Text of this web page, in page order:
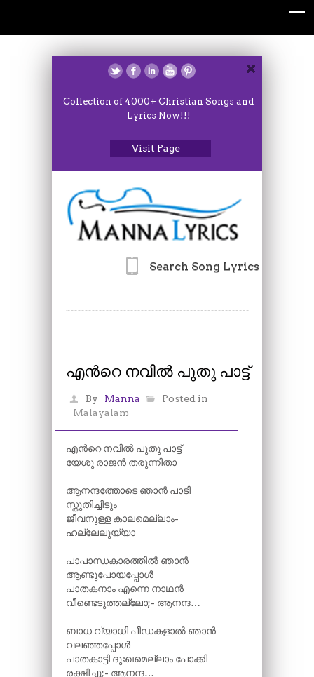
Collection of 4000+ Christian Songs and
Lyrics Now!!!
Visit Page
Search Song Lyrics
എന്‍റെ നവിൽ പുതു പാട്ട്
By Manna
Posted in
Malayalam
എന്‍റെ നവിൽ പുതു പാട്ട്
യേശു രാജൻ തരുന്നിതാ
ആനന്ദത്തോടെ ഞാൻ പാടി
സ്തുതിച്ചിടും
ജീവനുള്ള കാലമെല്ലാം-
ഹല്ലേലുയ്യാ
പാപാന്ധകാരത്തിൽ ഞാൻ
ആണ്ടുപോയപ്പോൾ
പാതകനാം എന്നെ നാഥൻ
വീണ്ടെടുത്തല്ലോ;- ആനന്ദ…
ബാധ വ്യാധി പീഡകളാൽ ഞാൻ
വലഞ്ഞപ്പോൾ
പാതകാട്ടി ദുഃഖമെല്ലാം പോക്കി
രക്ഷിച്ചു;- ആനന്ദ…